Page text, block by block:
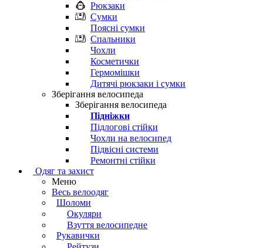
Рюкзаки
Сумки
Поясні сумки
Спальники
Чохли
Косметички
Гермомішки
Дитячі рюкзаки і сумки
Зберігання велосипеда
Зберігання велосипеда
Підніжки
Підлогові стійки
Чохли на велосипед
Підвісні системи
Ремонтні стійки
Одяг та захист
Меню
Весь велоодяг
Шоломи
Окуляри
Взуття велосипедне
Рукавички